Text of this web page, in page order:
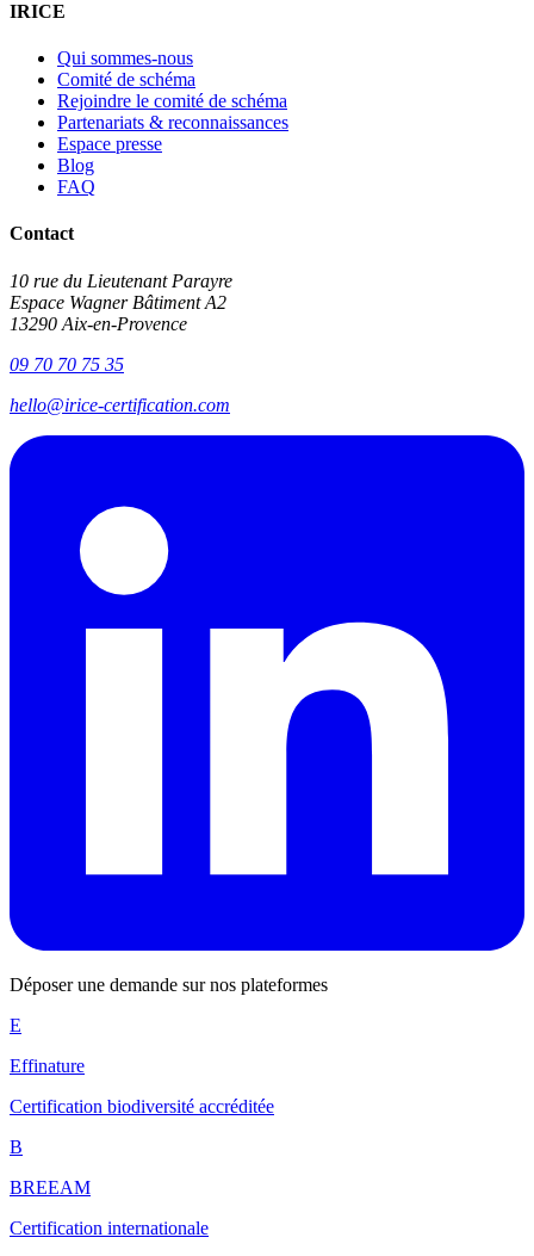
IRICE
Qui sommes-nous
Comité de schéma
Rejoindre le comité de schéma
Partenariats & reconnaissances
Espace presse
Blog
FAQ
Contact
10 rue du Lieutenant Parayre
Espace Wagner Bâtiment A2
13290 Aix-en-Provence
09 70 70 75 35
hello@irice-certification.com
Déposer une demande sur nos plateformes
E
Effinature
Certification biodiversité accréditée
B
BREEAM
Certification internationale